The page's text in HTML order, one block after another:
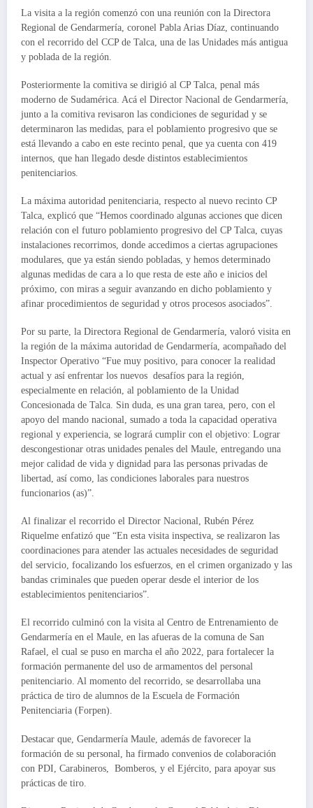
La visita a la región comenzó con una reunión con la Directora
Regional de Gendarmería, coronel Pabla Arias Díaz, continuando
con el recorrido del CCP de Talca, una de las Unidades más antigua
y poblada de la región.
Posteriormente la comitiva se dirigió al CP Talca, penal más
moderno de Sudamérica. Acá el Director Nacional de Gendarmería,
junto a la comitiva revisaron las condiciones de seguridad y se
determinaron las medidas, para el poblamiento progresivo que se
está llevando a cabo en este recinto penal, que ya cuenta con 419
internos, que han llegado desde distintos establecimientos
penitenciarios.
La máxima autoridad penitenciaria, respecto al nuevo recinto CP
Talca, explicó que “Hemos coordinado algunas acciones que dicen
relación con el futuro poblamiento progresivo del CP Talca, cuyas
instalaciones recorrimos, donde accedimos a ciertas agrupaciones
modulares, que ya están siendo pobladas, y hemos determinado
algunas medidas de cara a lo que resta de este año e inicios del
próximo, con miras a seguir avanzando en dicho poblamiento y
afinar procedimientos de seguridad y otros procesos asociados”.
Por su parte, la Directora Regional de Gendarmería, valoró visita en
la región de la máxima autoridad de Gendarmería, acompañado del
Inspector Operativo “Fue muy positivo, para conocer la realidad
actual y así enfrentar los nuevos desafíos para la región,
especialmente en relación, al poblamiento de la Unidad
Concesionada de Talca. Sin duda, es una gran tarea, pero, con el
apoyo del mando nacional, sumado a toda la capacidad operativa
regional y experiencia, se logrará cumplir con el objetivo: Lograr
descongestionar otras unidades penales del Maule, entregando una
mejor calidad de vida y dignidad para las personas privadas de
libertad, así como, las condiciones laborales para nuestros
funcionarios (as)”.
Al finalizar el recorrido el Director Nacional, Rubén Pérez
Riquelme enfatizó que “En esta visita inspectiva, se realizaron las
coordinaciones para atender las actuales necesidades de seguridad
del servicio, focalizando los esfuerzos, en el crimen organizado y las
bandas criminales que pueden operar desde el interior de los
establecimientos penitenciarios”.
El recorrido culminó con la visita al Centro de Entrenamiento de
Gendarmería en el Maule, en las afueras de la comuna de San
Rafael, el cual se puso en marcha el año 2022, para fortalecer la
formación permanente del uso de armamentos del personal
penitenciario. Al momento del recorrido, se desarrollaba una
práctica de tiro de alumnos de la Escuela de Formación
Penitenciaria (Forpen).
Destacar que, Gendarmería Maule, además de favorecer la
formación de su personal, ha firmado convenios de colaboración
con PDI, Carabineros, Bomberos, y el Ejército, para apoyar sus
prácticas de tiro.